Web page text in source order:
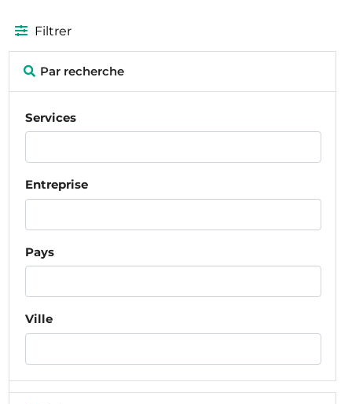
Filtrer
Par recherche
Services
Entreprise
Pays
Ville